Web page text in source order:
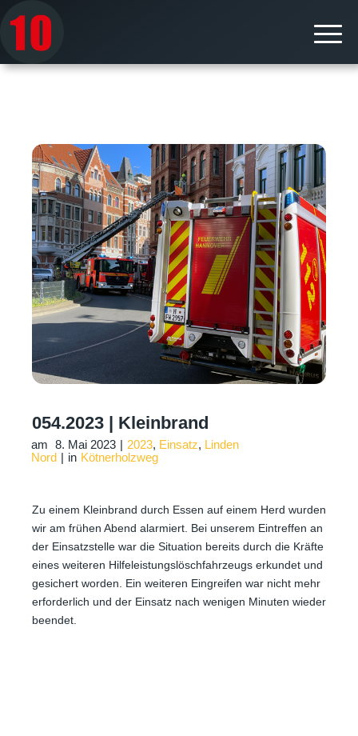
054.2023 | Kleinbrand
am 8. Mai 2023 | 2023, Einsatz, Linden
Nord | in Kötnerholzweg
Zu einem Kleinbrand durch Essen auf einem Herd wurden
wir am frühen Abend alarmiert. Bei unserem Eintreffen an
der Einsatzstelle war die Situation bereits durch die Kräfte
eines weiteren Hilfeleistungslöschfahrzeugs erkundet und
gesichert worden. Ein weiteren Eingreifen war nicht mehr
erforderlich und der Einsatz nach wenigen Minuten wieder
beendet.